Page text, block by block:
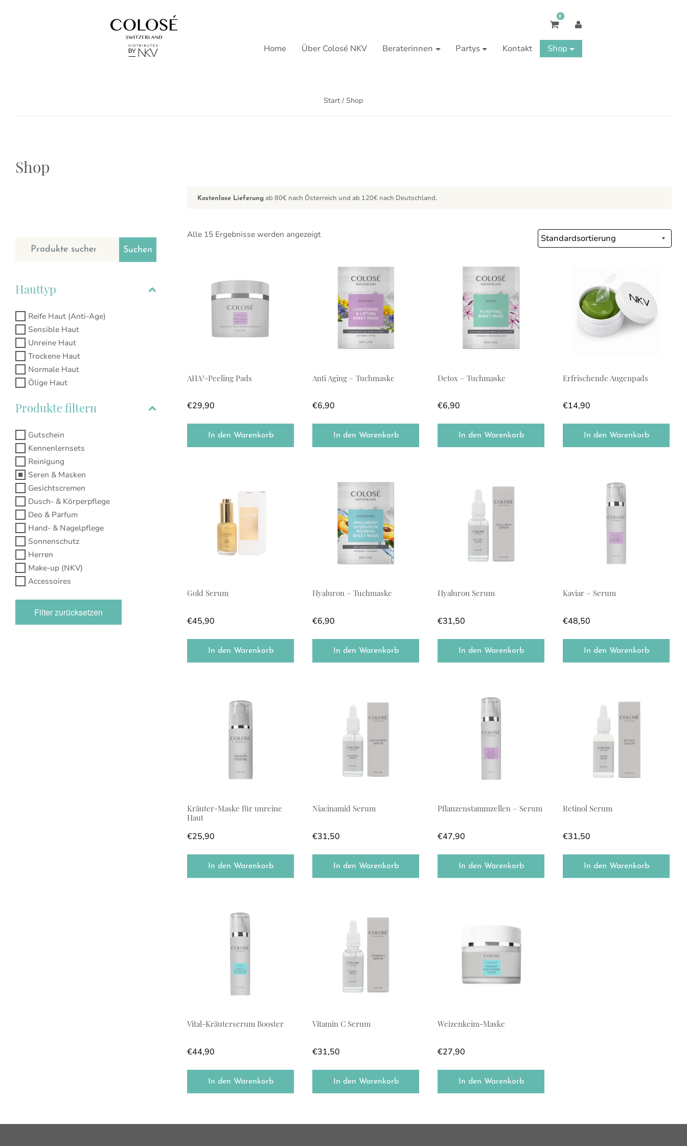
0
Home Über Colosé NKV Beraterinnen Partys Kontakt Shop
Start/ Shop
Shop
Suchen nach:
Suchen
Hauttyp
Reife Haut (Anti-Age)
Sensible Haut
Unreine Haut
Trockene Haut
Normale Haut
Ölige Haut
Produkte filtern
Gutschein
Kennenlernsets
Reinigung
Seren & Masken
Gesichtscremen
Dusch- & Körperpflege
Deo & Parfum
Hand- & Nagelpflege
Sonnenschutz
Herren
Make-up (NKV)
Accessoires
Filter zurücksetzen
Kostenlose Lieferung ab 80€ nach Österreich und ab 120€ nach Deutschland.
Alle 15 Ergebnisse werden angezeigt
AHA³-Peeling Pads
€29,90
In den Warenkorb
Anti Aging – Tuchmaske
€6,90
In den Warenkorb
Detox – Tuchmaske
€6,90
In den Warenkorb
Erfrischende Augenpads
€14,90
In den Warenkorb
Gold Serum
€45,90
In den Warenkorb
Hyaluron – Tuchmaske
€6,90
In den Warenkorb
Hyaluron Serum
€31,50
In den Warenkorb
Kaviar – Serum
€48,50
In den Warenkorb
Kräuter-Maske für unreine
Haut
€25,90
In den Warenkorb
Niacinamid Serum
€31,50
In den Warenkorb
Pflanzenstammzellen – Serum
€47,90
In den Warenkorb
Retinol Serum
€31,50
In den Warenkorb
Vital-Kräuterserum Booster
€44,90
In den Warenkorb
Vitamin C Serum
€31,50
In den Warenkorb
Weizenkeim-Maske
€27,90
In den Warenkorb